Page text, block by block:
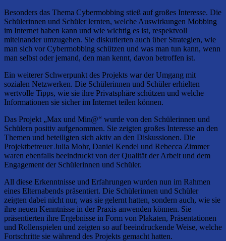
Besonders das Thema Cybermobbing stieß auf großes Interesse. Die
Schülerinnen und Schüler lernten, welche Auswirkungen Mobbing
im Internet haben kann und wie wichtig es ist, respektvoll
miteinander umzugehen. Sie diskutierten auch über Strategien, wie
man sich vor Cybermobbing schützen und was man tun kann, wenn
man selbst oder jemand, den man kennt, davon betroffen ist.
Ein weiterer Schwerpunkt des Projekts war der Umgang mit
sozialen Netzwerken. Die Schülerinnen und Schüler erhielten
wertvolle Tipps, wie sie ihre Privatsphäre schützen und welche
Informationen sie sicher im Internet teilen können.
Das Projekt „Max und Min@“ wurde von den Schülerinnen und
Schülern positiv aufgenommen. Sie zeigten großes Interesse an den
Themen und beteiligten sich aktiv an den Diskussionen. Die
Projektbetreuer Julia Mohr, Daniel Kendel und Rebecca Zimmer
waren ebenfalls beeindruckt von der Qualität der Arbeit und dem
Engagement der Schülerinnen und Schüler.
All diese Erkenntnisse und Erfahrungen wurden nun im Rahmen
eines Elternabends präsentiert. Die Schülerinnen und Schüler
zeigten dabei nicht nur, was sie gelernt hatten, sondern auch, wie sie
ihre neuen Kenntnisse in der Praxis anwenden können. Sie
präsentierten ihre Ergebnisse in Form von Plakaten, Präsentationen
und Rollenspielen und zeigten so auf beeindruckende Weise, welche
Fortschritte sie während des Projekts gemacht hatten.